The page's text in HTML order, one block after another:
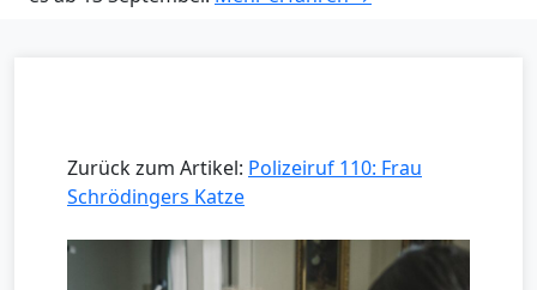
Zurück zum Artikel: Polizeiruf 110: Frau
Schrödingers Katze